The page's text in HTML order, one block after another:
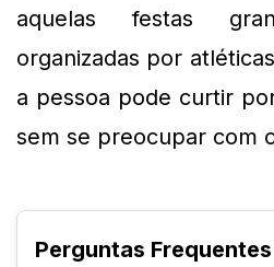
aquelas festas
organizadas por
a pessoa pode curtir
sem se preocupar com
Perguntas